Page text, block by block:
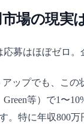
場の現実
募はほぼゼロ
ップでも、こ
等）で1〜
。特に年収800